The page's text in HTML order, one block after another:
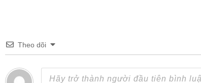
Theo dõi